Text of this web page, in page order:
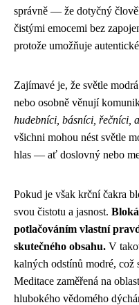
správně — že dotyčný
čistými emocemi bez
protože umožňuje
Zajímavé je, že světle
nebo osobně věnují
hudebníci, básníci, řečníci,
všichni mohou nést světle
hlas — ať doslovný nebo
Pokud je však krční čakra
svou čistotu a jasnost.
potlačováním vlastní
skutečného obsahu. V
kalných odstínů modré, což
Meditace zaměřená na
hlubokého vědomého